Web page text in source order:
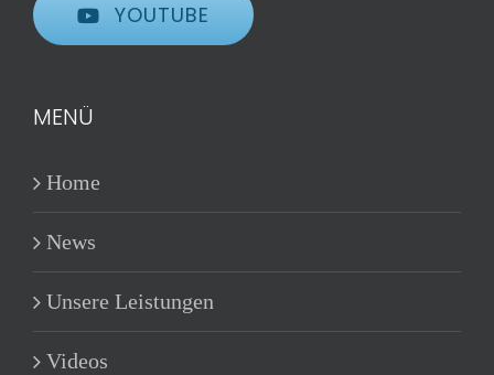
YOUTUBE
MENÜ
Home
News
Unsere Leistungen
Videos